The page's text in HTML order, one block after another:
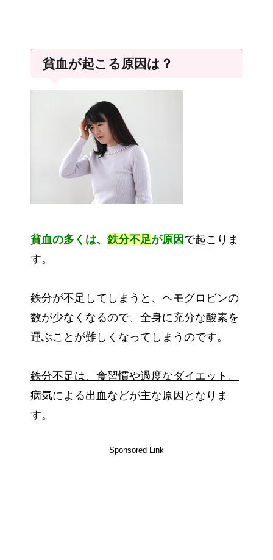
貧血が起こる原因は？
貧血の多くは、 鉄分不足が原因 で起こりま
す。
鉄分が不足してしまうと、ヘモグロビンの
数が少なくなるので、全身に充分な酸素を
運ぶことが難しくなってしまうのです。
鉄分不足は、食習慣や過度なダイエット、
病気による出血などが主な原因 となりま
す。
Sponsored Link